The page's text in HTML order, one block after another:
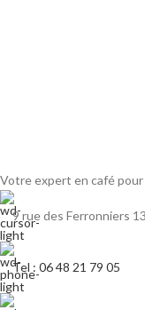
Votre expert en café pour
9 rue des Ferronniers
Tel : 06 48 21 79 05